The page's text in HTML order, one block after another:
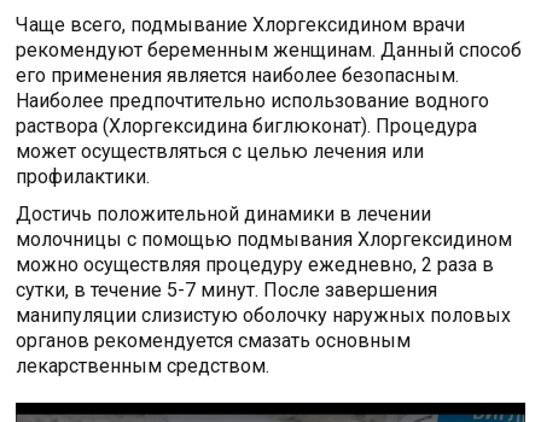
Чаще всего, подмывание Хлоргексидином врачи
рекомендуют беременным женщинам. Данный способ
его применения является наиболее безопасным.
Наиболее предпочтительно использование водного
раствора (Хлоргексидина биглюконат). Процедура
может осуществляться с целью лечения или
профилактики.
Достичь положительной динамики в лечении
молочницы с помощью подмывания Хлоргексидином
можно осуществляя процедуру ежедневно, 2 раза в
сутки, в течение 5-7 минут. После завершения
манипуляции слизистую оболочку наружных половых
органов рекомендуется смазать основным
лекарственным средством.